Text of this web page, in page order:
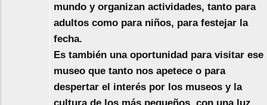
mundo y organizan actividades, tanto para
adultos como para niños, para festejar la
fecha.
Es también una oportunidad para visitar ese
museo que tanto nos apetece o para
despertar el interés por los museos y la
cultura de los más pequeños, con una luz